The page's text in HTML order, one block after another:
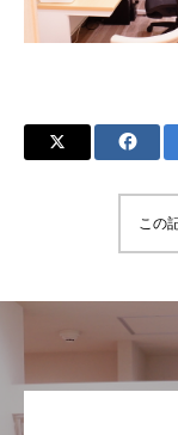
この